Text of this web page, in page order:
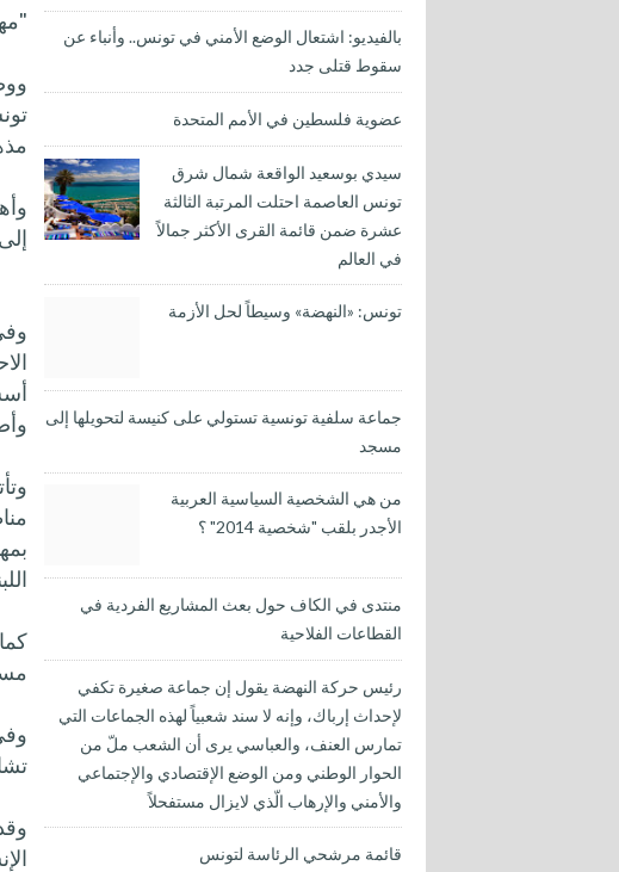
بالفيديو: اشتعال الوضع الأمني في تونس.. وأنباء عن
سقوط قتلى جدد
عضوية فلسطين في الأمم المتحدة
سيدي بوسعيد الواقعة شمال شرق
تونس العاصمة احتلت المرتبة الثالثة
عشرة ضمن قائمة القرى الأكثر جمالاً
في العالم
تونس: «النهضة» وسيطاً لحل الأزمة
جماعة سلفية تونسية تستولي على كنيسة لتحويلها إلى
مسجد
من هي الشخصية السياسية العربية
الأجدر بلقب "شخصية 2014" ؟
منتدى في الكاف حول بعث المشاريع الفردية في
القطاعات الفلاحية
رئيس حركة النهضة يقول إن جماعة صغيرة تكفي
لإحداث إرباك، وإنه لا سند شعبياً لهذه الجماعات التي
تمارس العنف، والعباسي يرى أن الشعب ملّ من
الحوار الوطني ومن الوضع الإقتصادي والإجتماعي
والأمني والإرهاب الّذي لايزال مستفحلاً
قائمة مرشحي الرئاسة لتونس